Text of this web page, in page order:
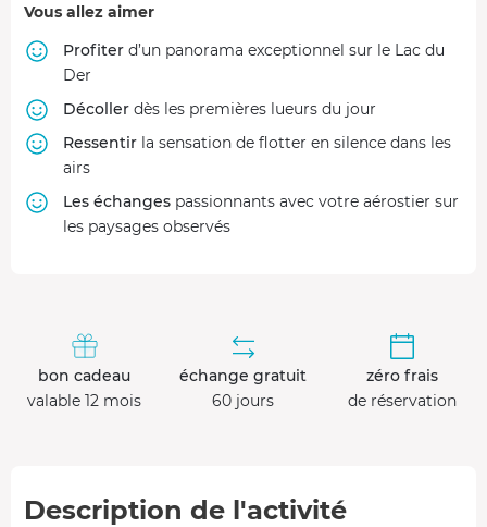
Vous allez aimer
Profiter d’un panorama exceptionnel sur le Lac du
Der
Décoller dès les premières lueurs du jour
Ressentir la sensation de flotter en silence dans les
airs
Les échanges passionnants avec votre aérostier sur
les paysages observés
bon cadeau
valable 12 mois
échange gratuit
60 jours
zéro frais
de réservation
Description de l'activité